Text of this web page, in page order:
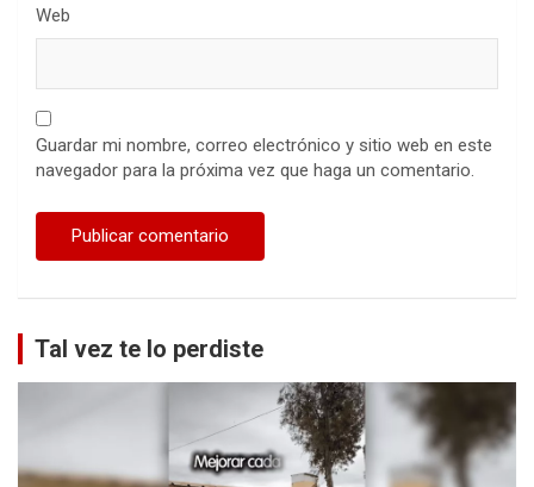
Web
Guardar mi nombre, correo electrónico y sitio web en este
navegador para la próxima vez que haga un comentario.
Tal vez te lo perdiste